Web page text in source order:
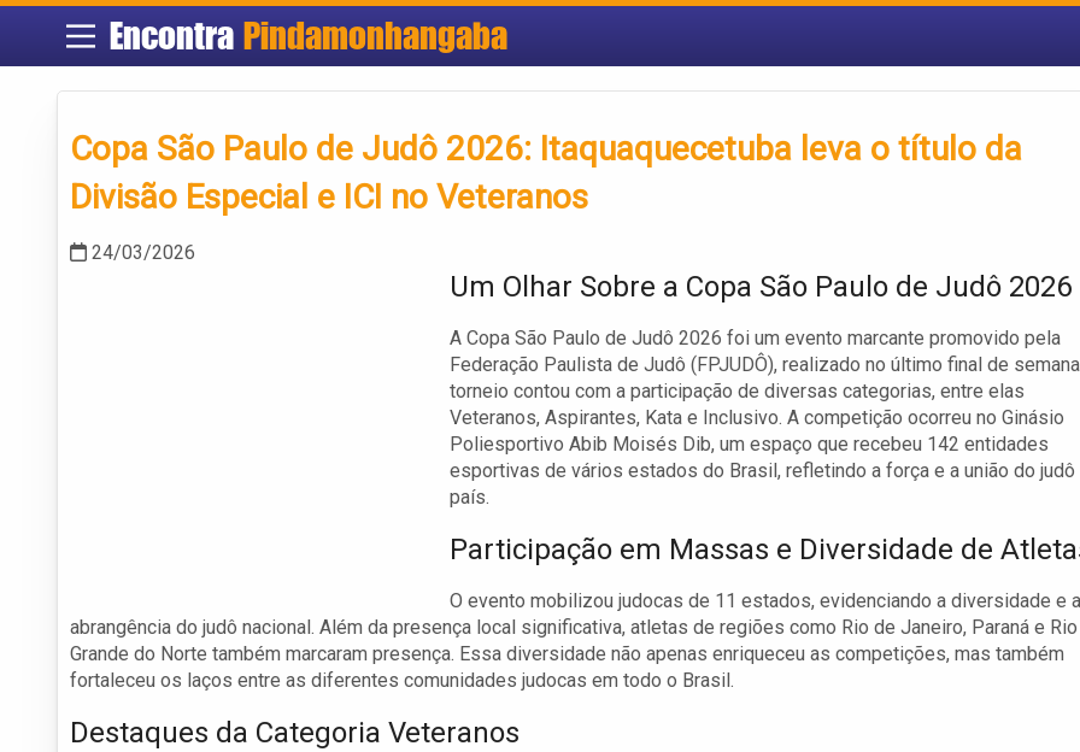
Encontra Pindamonhangaba
Copa São Paulo de Judô 2026: Itaquaquecetuba leva o título da
Divisão Especial e ICI no Veteranos
24/03/2026
Um Olhar Sobre a Copa São Paulo de Judô 2026
A Copa São Paulo de Judô 2026 foi um evento marcante promovido pela
Federação Paulista de Judô (FPJUDÔ), realizado no último final de
torneio contou com a participação de diversas categorias, entre elas
Veteranos, Aspirantes, Kata e Inclusivo. A competição ocorreu no Ginásio
Poliesportivo Abib Moisés Dib, um espaço que recebeu 142 entidades
esportivas de vários estados do Brasil, refletindo a força e a união do judô
país.
Participação em Massas e Diversidade de
O evento mobilizou judocas de 11 estados, evidenciando a diversidade e a
abrangência do judô nacional. Além da presença local significativa, atletas de regiões como Rio de Janeiro, Paraná e Rio
Grande do Norte também marcaram presença. Essa diversidade não apenas enriqueceu as competições, mas também
fortaleceu os laços entre as diferentes comunidades judocas em todo o Brasil.
Destaques da Categoria Veteranos